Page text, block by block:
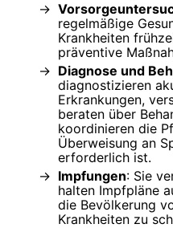
regelmäßige
Krankheiten
präventive
Diagnose und
diagnostizieren
Erkrankungen,
beraten über
koordinieren die
Überweisung an
erforderlich ist.
Impfungen: Sie
halten Impfpläne
die Bevölkerung
Krankheiten zu